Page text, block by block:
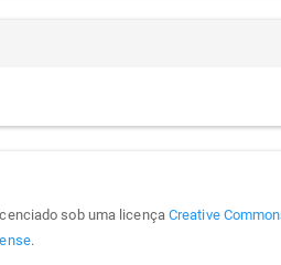
sob uma licença Creative
.